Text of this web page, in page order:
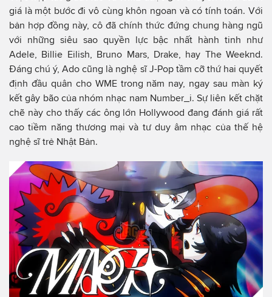
giá là một bước đi vô cùng khôn ngoan và có tính toán. Với
bản hợp đồng này, cô đã chính thức đứng chung hàng ngũ
với những siêu sao quyền lực bậc nhất hành tinh như
Adele, Billie Eilish, Bruno Mars, Drake, hay The Weeknd.
Đáng chú ý, Ado cũng là nghệ sĩ J-Pop tầm cỡ thứ hai quyết
định đầu quân cho WME trong năm nay, ngay sau màn ký
kết gây bão của nhóm nhạc nam Number_i. Sự liên kết chặt
chẽ này cho thấy các ông lớn Hollywood đang đánh giá rất
cao tiềm năng thương mại và tư duy âm nhạc của thế hệ
nghệ sĩ trẻ Nhật Bản.